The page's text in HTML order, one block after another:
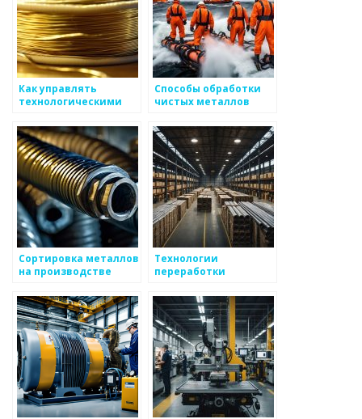
Как управлять
технологическими
металлургии
Способы обработки
чистых металлов
Сортировка металлов
на производстве
Технологии
переработки